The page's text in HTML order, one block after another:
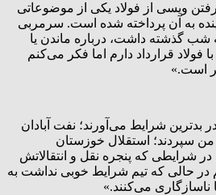
ویسی از فولاد یکی از موضوعاتی
به آن پرداخته شده است. سرمربی
شب گذشته داشت، درباره ماندن یا
فولاد قرارداد دارم اما فکر می‌کنم
است.»
بدترین شرایط می‌آورند؛ نفت آبادان
من سپردند؛ استقلال خوزستان
در شرایطی که پنجره نقل و انتقالاتش
در حالی که تیم شرایط خوبی نداشت به
می‌کنند.»